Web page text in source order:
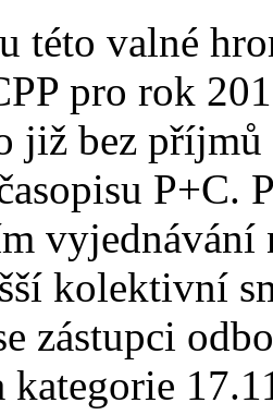
této valné
pro rok
již bez
P+C.
vyjednávání
kolektivní
zástupci
kategorie